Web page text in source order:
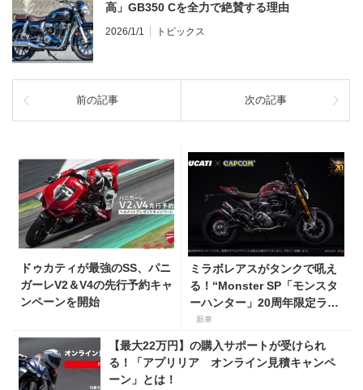
高」GB350 Cを全力で絶賛する理由
2026/1/1 トピックス
前の記事 次の記事
ドゥカティが最強のSS、パニ
ガーレV2＆V4の先行予約キャ
ンペーンを開始
ミラボレアスがタンクで吼え
る！“Monster SP「モンスタ
ーハンター」20周年限定ラッ
ピングモデル”が登場！
新車
【最大22万円】の購入サポートが受けられ
る！「アプリリア オンライン見積キャンペ
ーン」とは！